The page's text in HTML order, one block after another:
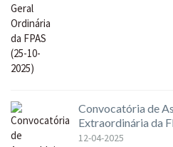
Convocatória de
Extraordinária da
12-04-2025